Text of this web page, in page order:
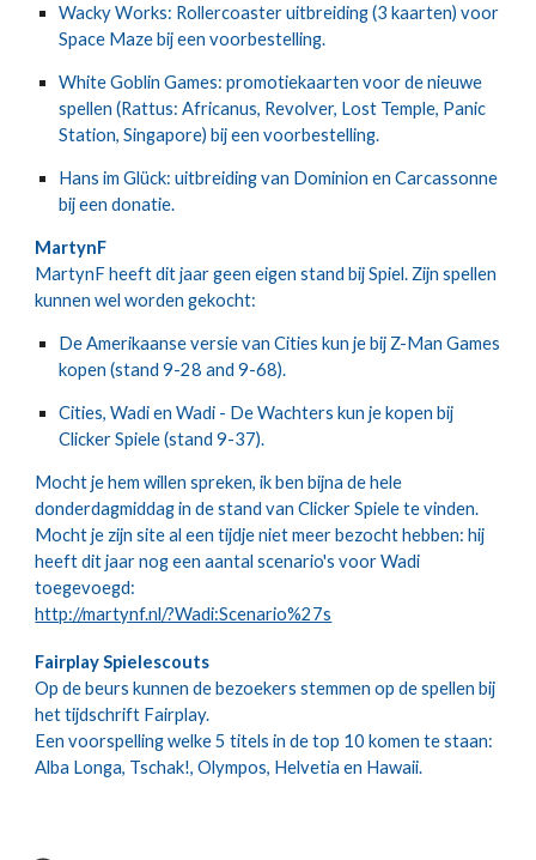
Wacky Works: Rollercoaster uitbreiding (3 kaarten) voor
Space Maze bij een voorbestelling.
White Goblin Games: promotiekaarten voor de nieuwe
spellen (Rattus: Africanus, Revolver, Lost Temple, Panic
Station, Singapore) bij een voorbestelling.
Hans im Glück: uitbreiding van Dominion en Carcassonne
bij een donatie.
MartynF
MartynF heeft dit jaar geen eigen stand bij Spiel. Zijn spellen
kunnen wel worden gekocht:
De Amerikaanse versie van Cities kun je bij Z-Man Games
kopen (stand 9-28 and 9-68).
Cities, Wadi en Wadi - De Wachters kun je kopen bij
Clicker Spiele (stand 9-37).
Mocht je hem willen spreken, ik ben bijna de hele
donderdagmiddag in de stand van Clicker Spiele te vinden.
Mocht je zijn site al een tijdje niet meer bezocht hebben: hij
heeft dit jaar nog een aantal scenario's voor Wadi
toegevoegd:
http://martynf.nl/?Wadi:Scenario%27s
Fairplay Spielescouts
Op de beurs kunnen de bezoekers stemmen op de spellen bij
het tijdschrift Fairplay.
Een voorspelling welke 5 titels in de top 10 komen te staan:
Alba Longa, Tschak!, Olympos, Helvetia en Hawaii.